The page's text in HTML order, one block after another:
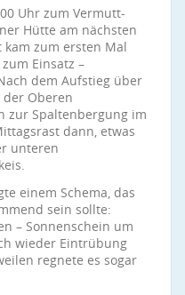
Uhr zum Vermutt-
Hütte am nächsten
kam zum ersten Mal
Einsatz –
dem Aufstieg über
Oberen
zur Spaltenbergung im
dann, etwas
unteren
einem Schema, das
sein sollte:
– Sonnenschein um
wieder Eintrübung
regnete es sogar